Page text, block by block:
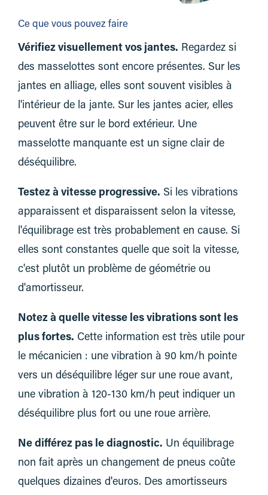
Ce que vous pouvez faire
Vérifiez visuellement vos jantes. Regardez si
des masselottes sont encore présentes. Sur les
jantes en alliage, elles sont souvent visibles à
l'intérieur de la jante. Sur les jantes acier, elles
peuvent être sur le bord extérieur. Une
masselotte manquante est un signe clair de
déséquilibre.
Testez à vitesse progressive. Si les vibrations
apparaissent et disparaissent selon la vitesse,
l'équilibrage est très probablement en cause. Si
elles sont constantes quelle que soit la vitesse,
c'est plutôt un problème de géométrie ou
d'amortisseur.
Notez à quelle vitesse les vibrations sont les
plus fortes. Cette information est très utile pour
le mécanicien : une vibration à 90 km/h pointe
vers un déséquilibre léger sur une roue avant,
une vibration à 120-130 km/h peut indiquer un
déséquilibre plus fort ou une roue arrière.
Ne différez pas le diagnostic. Un équilibrage
non fait après un changement de pneus coûte
quelques dizaines d'euros. Des amortisseurs